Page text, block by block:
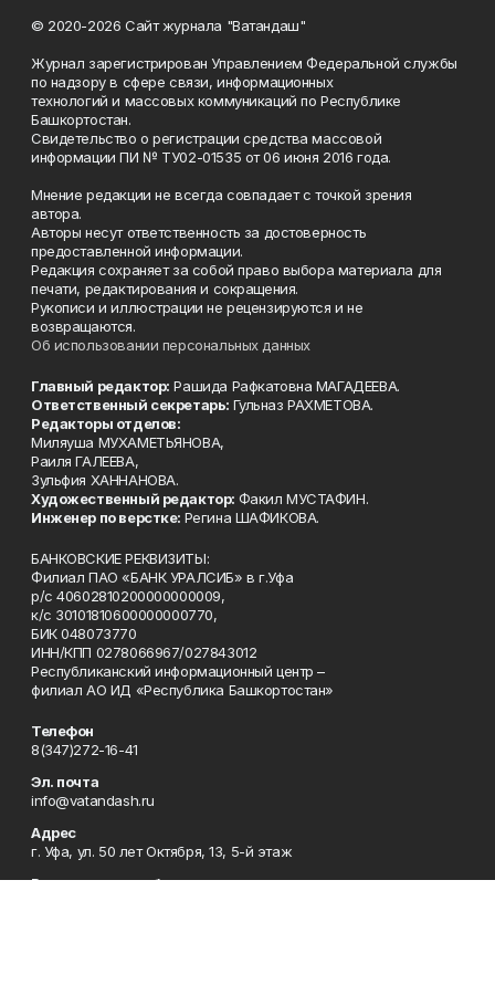
© 2020-2026 Сайт журнала "Ватандаш"
Журнал зарегистрирован Управлением Федеральной службы
по надзору в сфере связи, информационных
технологий и массовых коммуникаций по Республике
Башкортостан.
Свидетельство о регистрации средства массовой
информации ПИ № ТУ02-01535 от 06 июня 2016 года.
Мнение редакции не всегда совпадает с точкой зрения
автора.
Авторы несут ответственность за достоверность
предоставленной информации.
Редакция сохраняет за собой право выбора материала для
печати, редактирования и сокращения.
Рукописи и иллюстрации не рецензируются и не
возвращаются.
Об использовании персональных данных
Главный редактор: Рашида Рафкатовна МАГАДЕЕВА.
Ответственный секретарь: Гульназ РАХМЕТОВА.
Редакторы отделов:
Миляуша МУХАМЕТЬЯНОВА,
Раиля ГАЛЕЕВА,
Зульфия ХАННАНОВА.
Художественный редактор: Факил МУСТАФИН.
Инженер по верстке: Регина ШАФИКОВА.
БАНКОВСКИЕ РЕКВИЗИТЫ:
Филиал ПАО «БАНК УРАЛСИБ» в г.Уфа
р/с 40602810200000000009,
к/с 30101810600000000770,
БИК 048073770
ИНН/КПП 0278066967/027843012
Республиканский информационный центр –
филиал АО ИД «Республика Башкортостан»
Телефон
8(347)272-16-41
Эл. почта
info@vatandash.ru
Адрес
г. Уфа, ул. 50 лет Октября, 13, 5-й этаж
Рекламная служба